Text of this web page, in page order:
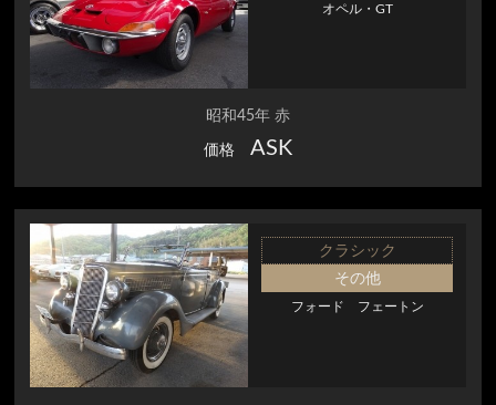
オペル・GT
昭和45年 赤
価格 ASK
クラシック
その他
フォード フェートン